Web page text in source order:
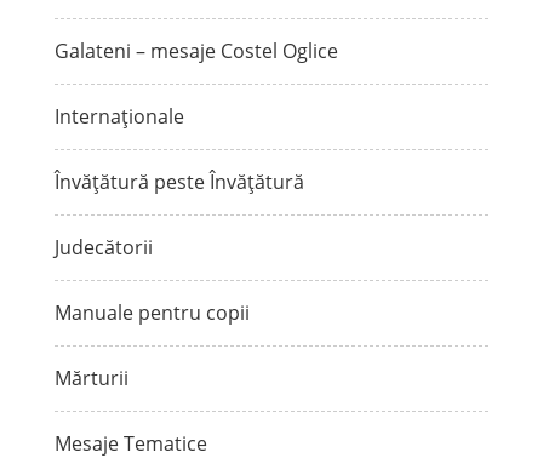
Galateni – mesaje Costel Oglice
Internaționale
Învățătură peste Învățătură
Judecătorii
Manuale pentru copii
Mărturii
Mesaje Tematice